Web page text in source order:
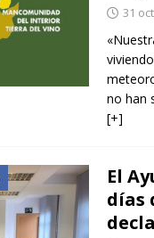
31
no han
[+]
El
días